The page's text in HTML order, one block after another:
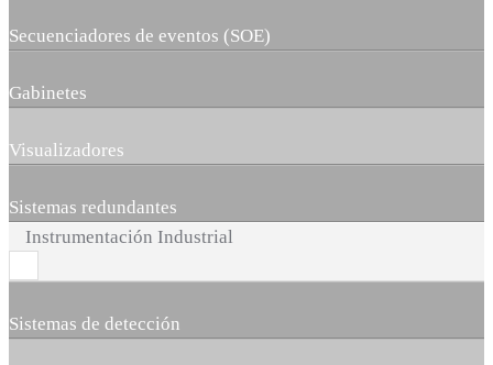
Secuenciadores de eventos (SOE)
Gabinetes
Visualizadores
Sistemas redundantes
Instrumentación Industrial
Sistemas de detección